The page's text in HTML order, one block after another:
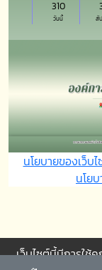
วันนี้
310
สั
นโยบายของเว็บ
นโย
เว็บไซต์นี้มีการใช้